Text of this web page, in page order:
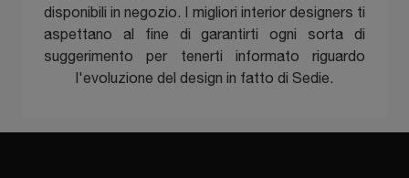
disponibili in negozio. I migliori interior designers ti
aspettano al fine di garantirti ogni sorta di
suggerimento per tenerti informato riguardo
l'evoluzione del design in fatto di Sedie.